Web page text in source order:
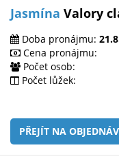
Jasmína Valory
Doba pronájmu:
Cena pronájmu:
Počet osob:
Počet lůžek:
PŘEJÍT NA